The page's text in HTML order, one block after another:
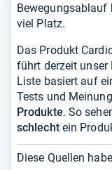
Bewegungsablauf
viel Platz.
Das Produkt
führt derzeit unser
Liste basiert auf
Tests und
Produkte. So
schlechtein
Diese Quellen